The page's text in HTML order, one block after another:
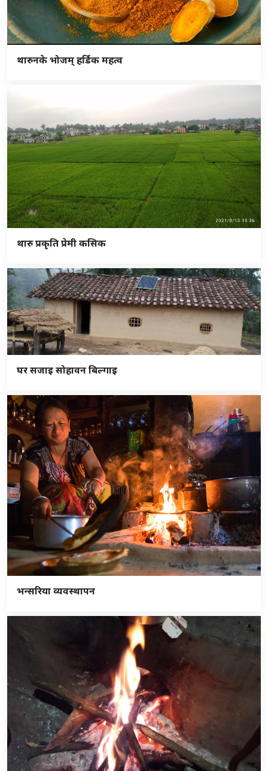
थारुनके भोजम् हर्डिक महत्व
थारु प्रकृति प्रेमी कसिक
घर सजाइ सोहावन बिल्गाइ
भन्सरिया व्यवस्थापन